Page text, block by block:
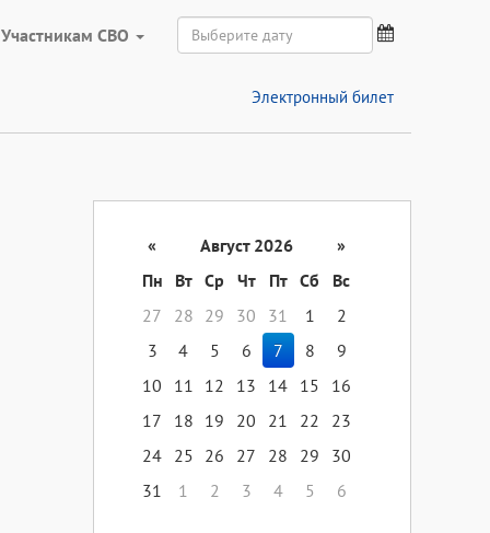
Участникам СВО
Электронный билет
« Август 2026
»
Пн
Вт Ср Чт Пт Сб
Вс
27
28 29 30 31 1
2
3
4 5 6 7 8
9
10
11 12 13 14 15
16
17
18 19 20 21 22
23
24 25 26 27 28 29
30
31
1 2 3 4 5 6